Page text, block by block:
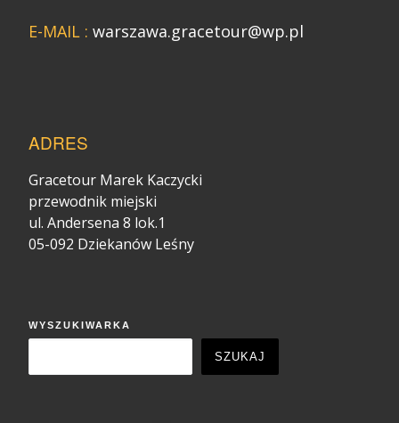
E-MAIL : warszawa.gracetour@wp.pl
ADRES
Gracetour Marek Kaczycki
przewodnik miejski
ul. Andersena 8 lok.1
05-092 Dziekanów Leśny
WYSZUKIWARKA
SZUKAJ